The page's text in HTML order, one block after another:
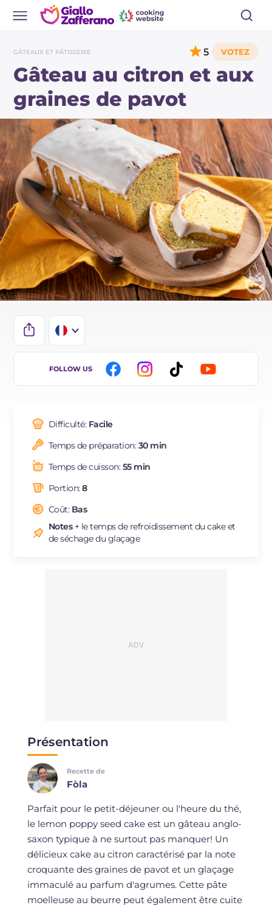
GÂTEAUX ET PÂTISSERIE
Gâteau au citron et aux
graines de pavot
5
IT
ES
BR
NL
FOLLOW US
Difficulté: Facile
Temps de préparation:30 min
Temps de cuisson:55 min
Portion:8
Coût: Bas
Notes+ le temps de refroidissement du cake et
de séchage du glaçage
Présentation
Recette de
Fòla
Parfait pour le petit-déjeuner ou l'heure du thé,
le lemon poppy seed cake est un gâteau anglo-
saxon typique à ne surtout pas manquer! Un
délicieux cake au citron caractérisé par la note
croquante des graines de pavot et un glaçage
immaculé au parfum d'agrumes. Cette pâte
moelleuse au beurre peut également être cuite